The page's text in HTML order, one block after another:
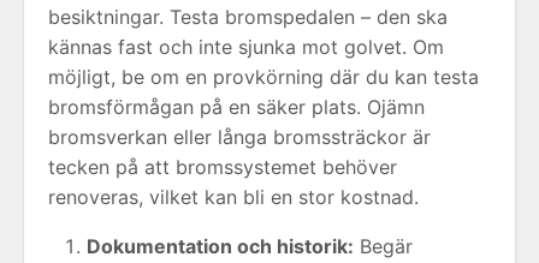
besiktningar. Testa bromspedalen – den ska
kännas fast och inte sjunka mot golvet. Om
möjligt, be om en provkörning där du kan testa
bromsförmågan på en säker plats. Ojämn
bromsverkan eller långa bromssträckor är
tecken på att bromssystemet behöver
renoveras, vilket kan bli en stor kostnad.
Dokumentation och historik: Begär